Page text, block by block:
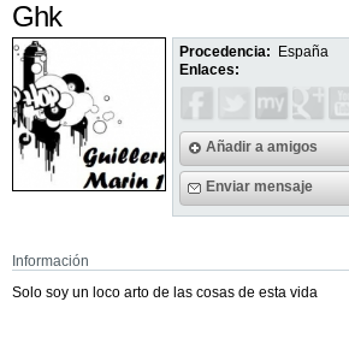
Ghk
Procedencia:
España
Enlaces:
Añadir a amigos
Enviar mensaje
Información
Solo soy un loco arto de las cosas de esta vida